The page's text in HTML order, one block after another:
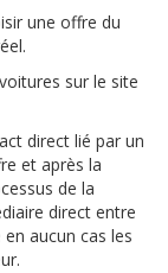
une offre du
sur le site
direct lié par un
et après la
de la
direct entre
aucun cas les